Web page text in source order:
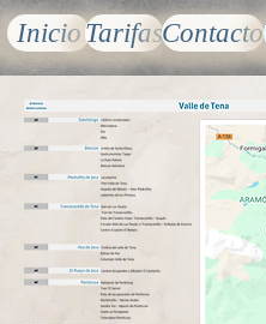
InicioTarifasContacto